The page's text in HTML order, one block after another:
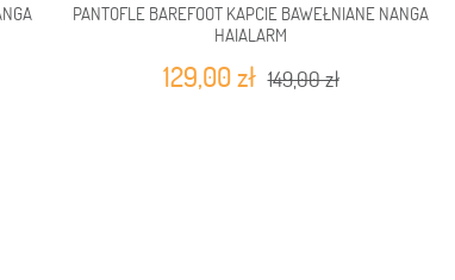
PANTOFLE BAREFOOT KAPCIE BAWEŁNIANE NANGA
HAIALARM
129,00 zł 149,00 zł